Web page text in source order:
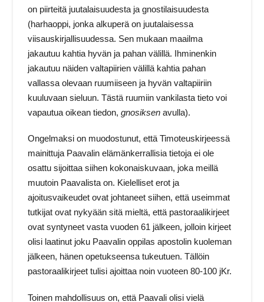
on piirteitä juutalaisuudesta ja gnostilaisuudesta
(harhaoppi, jonka alkuperä on juutalaisessa
viisauskirjallisuudessa. Sen mukaan maailma
jakautuu kahtia hyvän ja pahan välillä. Ihminenkin
jakautuu näiden valtapiirien välillä kahtia pahan
vallassa olevaan ruumiiseen ja hyvän valtapiiriin
kuuluvaan sieluun. Tästä ruumiin vankilasta tieto voi
vapautua oikean tiedon,gnosiksen avulla).
Ongelmaksi on muodostunut, että Timoteuskirjeessä
mainittuja Paavalin elämänkerrallisia tietoja ei ole
osattu sijoittaa siihen kokonaiskuvaan, joka meillä
muutoin Paavalista on. Kielelliset erot ja
ajoitusvaikeudet ovat johtaneet siihen, että useimmat
tutkijat ovat nykyään sitä mieltä, että pastoraalikirjeet
ovat syntyneet vasta vuoden 61 jälkeen, jolloin kirjeet
olisi laatinut joku Paavalin oppilas apostolin kuoleman
jälkeen, hänen opetukseensa tukeutuen. Tällöin
pastoraalikirjeet tulisi ajoittaa noin vuoteen 80-100 jKr.
Toinen mahdollisuus on, että Paavali olisi vielä